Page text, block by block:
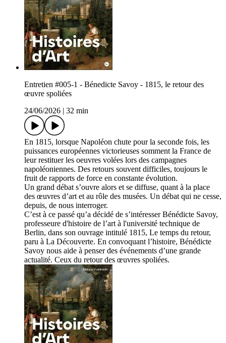
Entretien #005-1 - Bénedicte Savoy - 1815, le retour des
œuvre spoliées
24/06/2026
32 min
En 1815, lorsque Napoléon chute pour la seconde fois, les
puissances européennes victorieuses somment la France de
leur restituer les oeuvres volées lors des campagnes
napoléoniennes. Des retours souvent difficiles, toujours le
fruit de rapports de force en constante évolution.
Un grand débat s’ouvre alors et se diffuse, quant à la place
des œuvres d’art et au rôle des musées. Un débat qui ne cesse,
depuis, de nous interroger.
C’est à ce passé qu’a décidé de s’intéresser Bénédicte Savoy,
professeure d'histoire de l’art à l'université technique de
Berlin, dans son ouvrage intitulé 1815, Le temps du retour,
paru à La Découverte. En convoquant l’histoire, Bénédicte
Savoy nous aide à penser des événements d’une grande
actualité. Ceux du retour des œuvres spoliées.